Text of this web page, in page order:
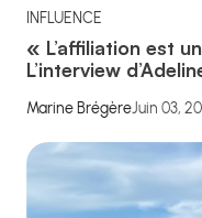
INFLUENCE
« L’affiliation est
L’interview
Marine BrégèreJuin 03,